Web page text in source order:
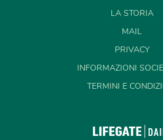
LA STORIA
MAIL
PRIVACY
INFORMAZIONI
TERMINI E